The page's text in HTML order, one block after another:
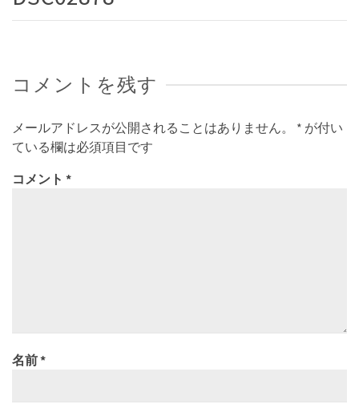
コメントを残す
メールアドレスが公開されることはありません。 * が付い
ている欄は必須項目です
コメント *
名前*